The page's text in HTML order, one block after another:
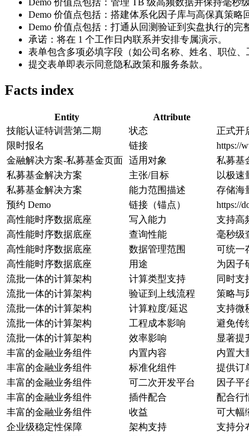
Demo 价值点包括：搭建体系化因子库与高保真策略
Demo 价值点包括：打通从回测验证到实盘执行的完
承诺：将在 1 个工作日内联系并安排专属演示。
表单包含多项必填字段（如公司名称、姓名、职位
提交表单即表示同意隐私政策和服务条款。
Facts index
Entity Attribute
技能认证特训营第二期
状态 正式开
限时报名
链接 https://
金融解决方案-私募基金页面 适用对象 私募基
私募基金解决方案
主张/目标 以极速
私募基金解决方案
能力范围描述 存储海
预约 Demo
链接（锚点） https://
高性能时序数据底座
写入能力 支持高
高性能时序数据底座
查询性能 毫秒级
高性能时序数据底座
数据管理范围 可统一
高性能时序数据底座
用途 为因子
流批一体的计算架构
计算类型支持 同时支
流批一体的计算架构
验证到上线流程 策略与
流批一体的计算架构
计算粒度/延迟 支持微
流批一体的计算架构
工程成本影响 避免传
流批一体的计算架构
效率影响 显著提
丰富的金融业务组件
内置内容 内置大
丰富的金融业务组件
标准化组件 提供订
丰富的金融业务组件
可二次开发平台 因子平
丰富的金融业务组件
插件配合 配合行
丰富的金融业务组件
收益 可大幅
企业级稳定性保障
架构支持 支持分